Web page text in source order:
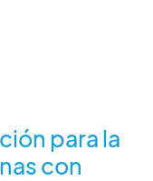
para la
con